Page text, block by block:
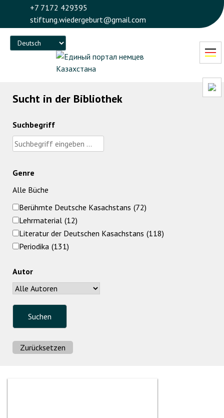
+7 7172 429395
stiftung.wiedergeburt@gmail.com
Language
Sucht in der Bibliothek
Suchbegriff
Genre
Alle Büche
Berühmte Deutsche Kasachstans (72)
Lehrmaterial (12)
Literatur der Deutschen Kasachstans (118)
Periodika (131)
Autor